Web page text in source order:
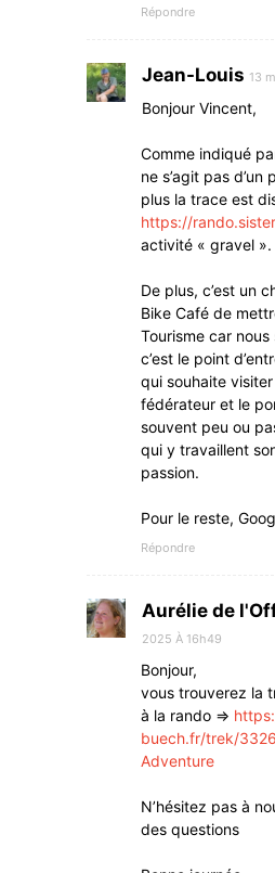
Répondre
Jean-Louis 13
Bonjour Vincent,
Comme indiqué
ne s’agit pas
plus la trace est
https://
activité « gravel ».
De plus, c’est un
Bike Café de
Tourisme car
c’est le point
qui souhaite
fédérateur et le
souvent peu ou
qui y travaillent
passion.
Pour le reste,
Répondre
Aurélie de
2025 À 16h49
Bonjour,
vous trouverez la
à la rando =>
buech.fr/trek/
Adventure
N’hésitez pas à
des questions